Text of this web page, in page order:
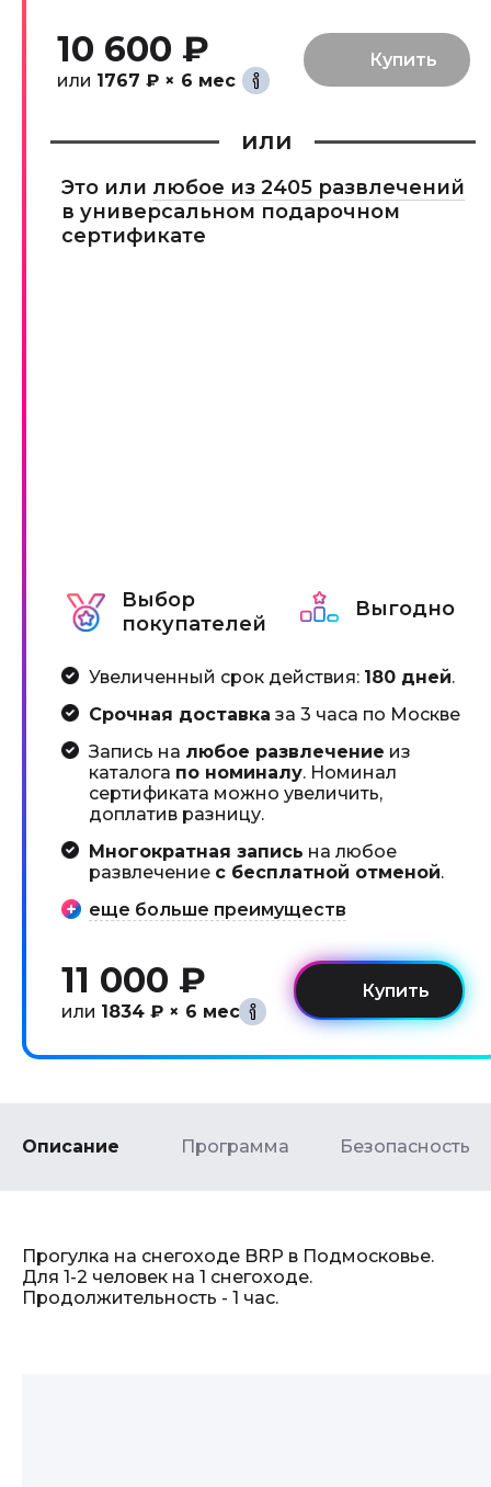
10 600 ₽
или 1767 ₽ × 6 мес
или
Это или любое из 2405 развлечений
в универсальном подарочном
сертификате
Выбор
покупателей
Выгодно
Увеличенный срок действия: 180 дней.
Срочная доставка за 3 часа по Москве
Запись на любое развлечение из
каталога по номиналу. Номинал
сертификата можно увеличить,
доплатив разницу.
Многократная запись на любое
развлечение с бесплатной отменой.
еще больше преимуществ
11 000 ₽
или 1834 ₽ × 6 мес
Описание Программа Безопасность
Прогулка на снегоходе BRP в Подмосковье.
Для 1-2 человек на 1 снегоходе.
Продолжительность - 1 час.